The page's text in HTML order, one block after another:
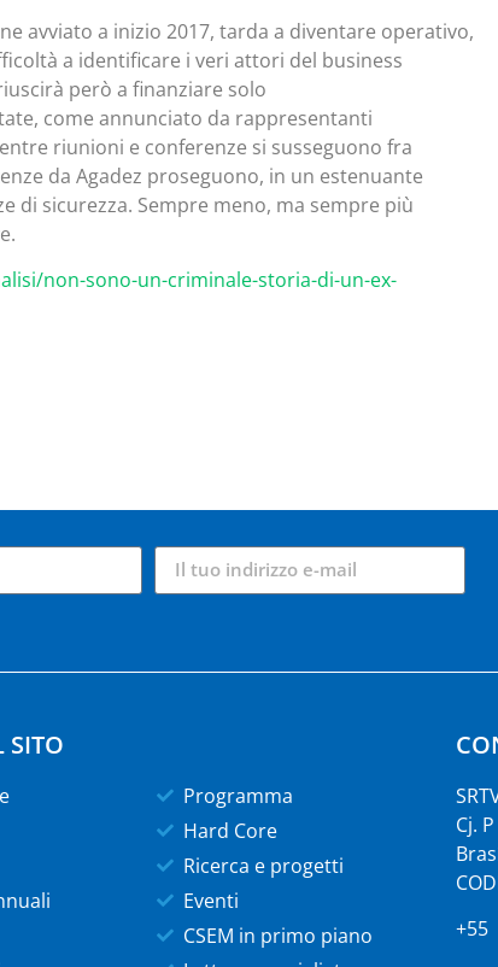
avviato a inizio 2017, tarda a diventare operativo,
a identificare i veri attori del business
però a finanziare solo
come annunciato da rappresentanti
riunioni e conferenze si susseguono fra
da Agadez proseguono, in un estenuante
di sicurezza. Sempre meno, ma sempre più
non-sono-un-criminale-storia-di-un-ex-
SITO
Programma
Hard Core
Ricerca e progetti
Eventi
CSEM in primo piano
Cj.
+55